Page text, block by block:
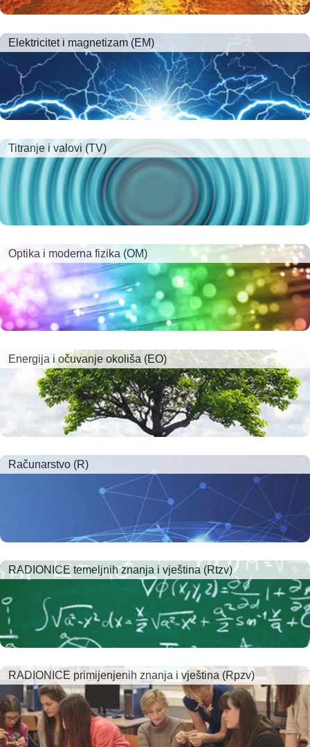
Elektricitet i magnetizam (EM)
Titranje i valovi (TV)
Optika i moderna fizika (OM)
Energija i očuvanje okoliša (EO)
Računarstvo (R)
RADIONICE temeljnih znanja i vještina (Rtzv)
RADIONICE primijenjenih znanja i vještina (Rpzv)